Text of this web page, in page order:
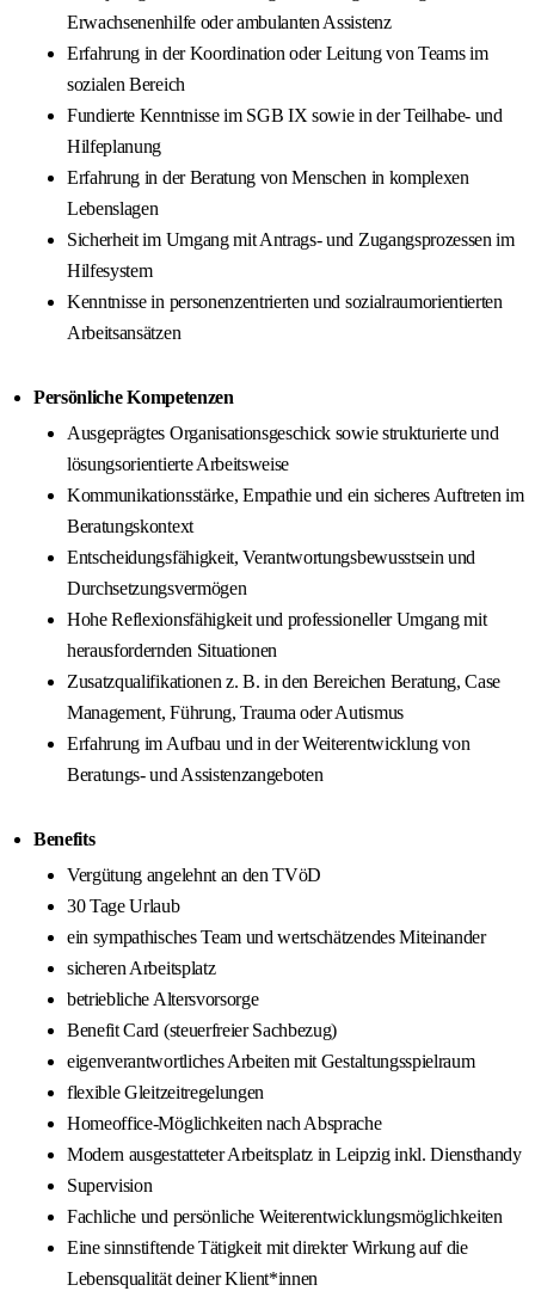
Erwachsenenhilfe oder ambulanten Assistenz
Erfahrung in der Koordination oder Leitung von Teams im
sozialen Bereich
Fundierte Kenntnisse im SGB IX sowie in der Teilhabe- und
Hilfeplanung
Erfahrung in der Beratung von Menschen in komplexen
Lebenslagen
Sicherheit im Umgang mit Antrags- und Zugangsprozessen im
Hilfesystem
Kenntnisse in personenzentrierten und sozialraumorientierten
Arbeitsansätzen
Persönliche Kompetenzen
Ausgeprägtes Organisationsgeschick sowie strukturierte und
lösungsorientierte Arbeitsweise
Kommunikationsstärke, Empathie und ein sicheres Auftreten im
Beratungskontext
Entscheidungsfähigkeit, Verantwortungsbewusstsein und
Durchsetzungsvermögen
Hohe Reflexionsfähigkeit und professioneller Umgang mit
herausfordernden Situationen
Zusatzqualifikationen z. B. in den Bereichen Beratung, Case
Management, Führung, Trauma oder Autismus
Erfahrung im Aufbau und in der Weiterentwicklung von
Beratungs- und Assistenzangeboten
Benefits
Vergütung angelehnt an den TVöD
30 Tage Urlaub
ein sympathisches Team und wertschätzendes Miteinander
sicheren Arbeitsplatz
betriebliche Altersvorsorge
Benefit Card (steuerfreier Sachbezug)
eigenverantwortliches Arbeiten mit Gestaltungsspielraum
flexible Gleitzeitregelungen
Homeoffice-Möglichkeiten nach Absprache
Modern ausgestatteter Arbeitsplatz in Leipzig inkl. Diensthandy
Supervision
Fachliche und persönliche Weiterentwicklungsmöglichkeiten
Eine sinnstiftende Tätigkeit mit direkter Wirkung auf die
Lebensqualität deiner Klient*innen